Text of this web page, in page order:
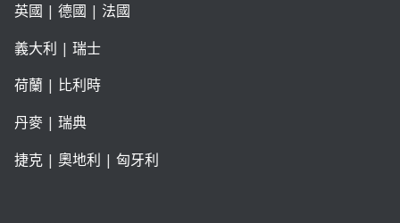
英國 | 德國 | 法國
義大利 | 瑞士
荷蘭| 比利時
丹麥| 瑞典
捷克| 奧地利 | 匈牙利